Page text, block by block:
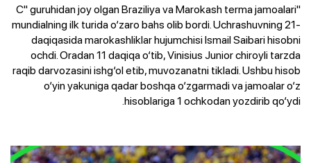
"C" guruhidan joy olgan Braziliya va Marokash terma jamoalari
mundialning ilk turida o‘zaro bahs olib bordi. Uchrashuvning 21-
daqiqasida marokashliklar hujumchisi Ismail Saibari hisobni
ochdi. Oradan 11 daqiqa o‘tib, Vinisius Junior chiroyli tarzda
raqib darvozasini ishg‘ol etib, muvozanatni tikladi. Ushbu hisob
o‘yin yakuniga qadar boshqa o‘zgarmadi va jamoalar o‘z
hisoblariga 1 ochkodan yozdirib qo‘ydi.